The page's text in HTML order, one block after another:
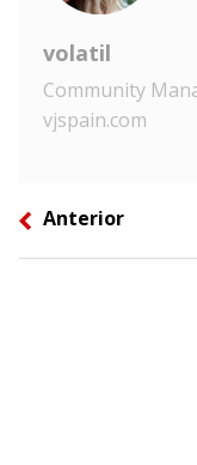
volatil
Community
vjspain.com
left Anterior